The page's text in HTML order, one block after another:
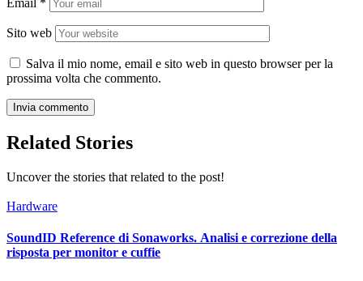
Sito web
Salva il mio nome, email e sito web in questo browser per la
prossima volta che commento.
Related Stories
Uncover the stories that related to the post!
Hardware
SoundID Reference di Sonaworks. Analisi e correzione della
risposta per monitor e cuffie